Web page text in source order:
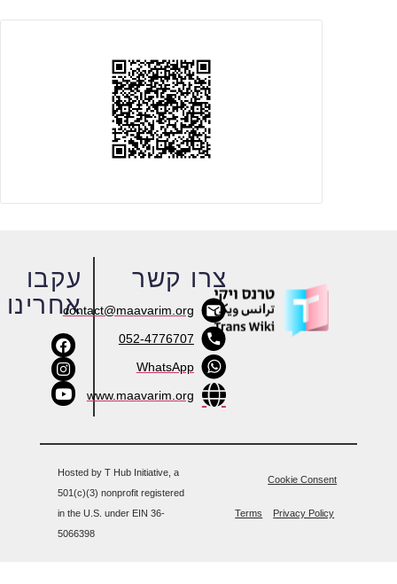
עקבו
אחרינו
צרו קשר
contact@maavarim.org
052-4776707
WhatsApp
www.maavarim.org
Hosted by T Hub Initiative, a
501(c)(3) nonprofit registered
in the U.S. under EIN 36-
5066398
Cookie Consent
Privacy Policy
Terms